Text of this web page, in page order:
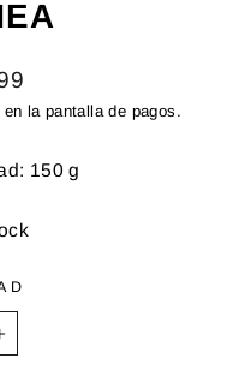
la pantalla de pagos.
150 g